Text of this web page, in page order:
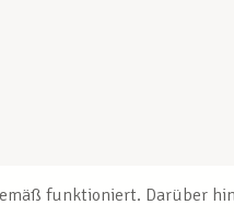
funktioniert. Darüber